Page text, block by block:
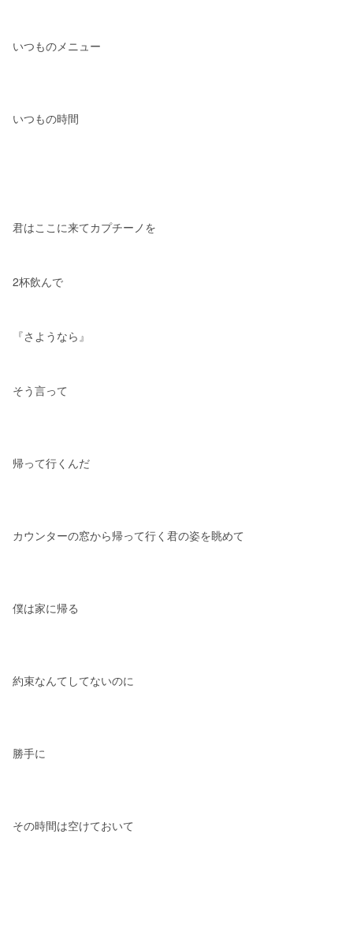
いつものメニュー
いつもの時間
君はここに来てカプチーノを
2杯飲んで
『さようなら』
そう言って
帰って行くんだ
カウンターの窓から帰って行く君の姿を眺めて
僕は家に帰る
約束なんてしてないのに
勝手に
その時間は空けておいて